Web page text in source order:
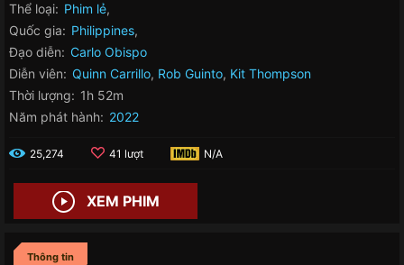
Thể loại: Phim lẻ,
Quốc gia: Philippines,
Đạo diễn: Carlo Obispo
Diễn viên: Quinn Carrillo, Rob Guinto, Kit Thompson
Thời lượng: 1h 52m
Năm phát hành: 2022
25,274 41 lượt N/A
XEM PHIM
Thông tin